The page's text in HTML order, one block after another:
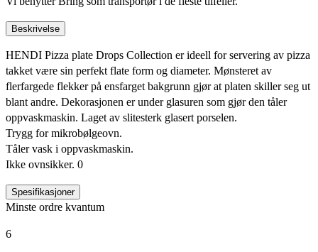
Beskrivelse
HENDI Pizza plate Drops Collection er ideell for servering av pizza
takket være sin perfekt flate form og diameter. Mønsteret av
flerfargede flekker på ensfarget bakgrunn gjør at platen skiller seg ut
blant andre. Dekorasjonen er under glasuren som gjør den tåler
oppvaskmaskin. Laget av slitesterk glasert porselen.
Trygg for mikrobølgeovn.
Tåler vask i oppvaskmaskin.
Ikke ovnsikker. 0
Spesifikasjoner
Minste ordre kvantum
6